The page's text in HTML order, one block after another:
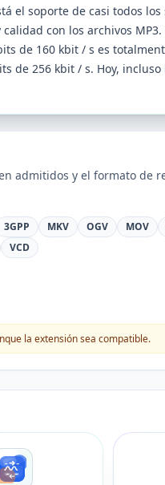
el soporte de casi todos
con los archivos
de 160 kbit / s es
de 256 kbit / s. Hoy,
admitidos y el formato de
3GPP MKV OGV MOV
VCD
la extensión sea compatible.